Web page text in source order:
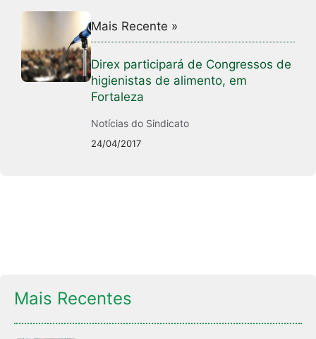
Mais Recente »
Direx participará de Congressos de
higienistas de alimento, em
Fortaleza
Notícias do Sindicato
24/04/2017
Mais Recentes